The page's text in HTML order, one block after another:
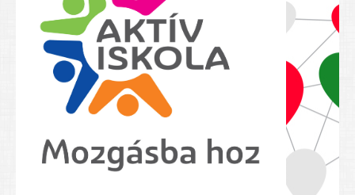
Kréta szülői segédlet
Felsős taneszközlista
BEISKOLÁZÁS 2026